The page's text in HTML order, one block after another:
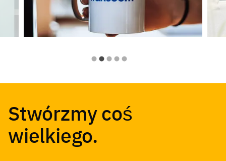
Stwórzmy coś
wielkiego.